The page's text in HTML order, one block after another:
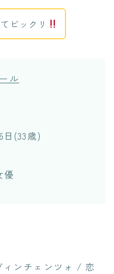
ビックリ
ル
日(33歳)
優
ィンチェンツォ / 恋